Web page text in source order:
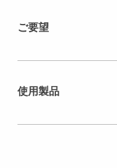
ご要望
使用製品